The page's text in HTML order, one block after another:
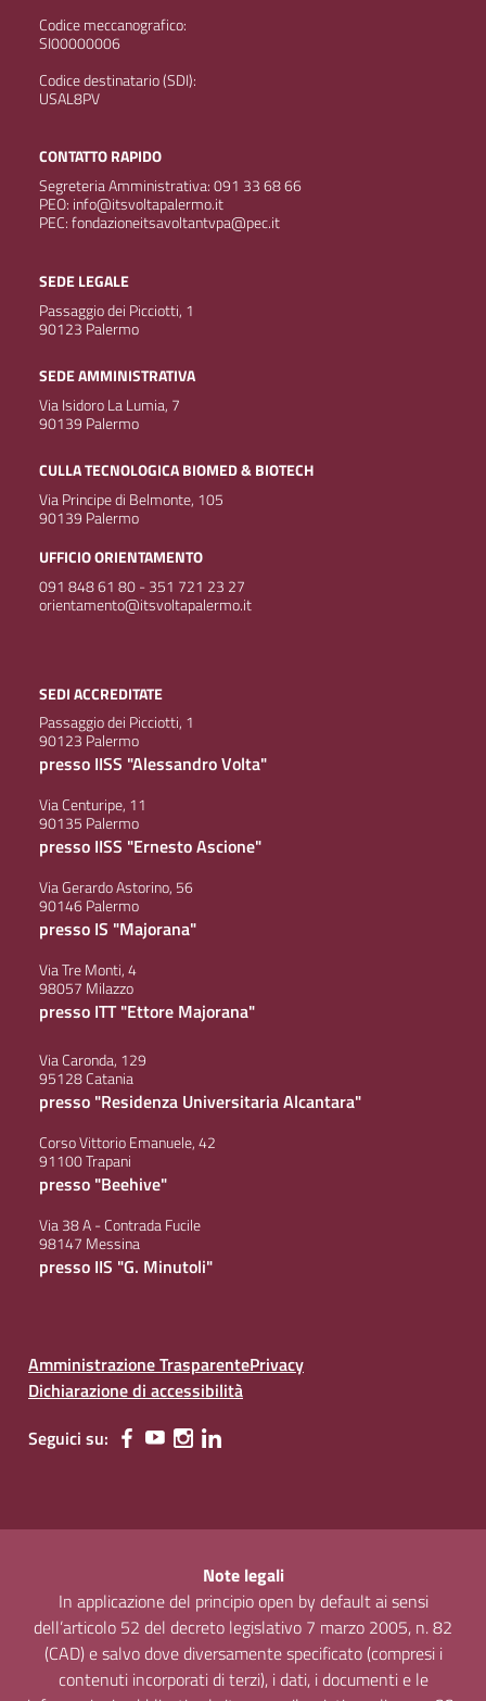
Codice meccanografico:
SI00000006
Codice destinatario (SDI):
USAL8PV
CONTATTO RAPIDO
Segreteria Amministrativa: 091 33 68 66
PEO: info@itsvoltapalermo.it
PEC: fondazioneitsavoltantvpa@pec.it
SEDE LEGALE
Passaggio dei Picciotti, 1
90123 Palermo
SEDE AMMINISTRATIVA
Via Isidoro La Lumia, 7
90139 Palermo
CULLA TECNOLOGICA BIOMED & BIOTECH
Via Principe di Belmonte, 105
90139 Palermo
UFFICIO ORIENTAMENTO
091 848 61 80 - 351 721 23 27
orientamento@itsvoltapalermo.it
SEDI ACCREDITATE
Passaggio dei Picciotti, 1
90123 Palermo
presso IISS "Alessandro Volta"
Via Centuripe, 11
90135 Palermo
presso IISS "Ernesto Ascione"
Via Gerardo Astorino, 56
90146 Palermo
presso IS "Majorana"
Via Tre Monti, 4
98057 Milazzo
presso ITT "Ettore Majorana"
Via Caronda, 129
95128 Catania
presso "Residenza Universitaria Alcantara"
Corso Vittorio Emanuele, 42
91100 Trapani
presso "Beehive"
Via 38 A - Contrada Fucile
98147 Messina
presso IIS "G. Minutoli"
Amministrazione TrasparentePrivacy
Dichiarazione di accessibilità
Seguici su:
Note legali
In applicazione del principio open by default ai sensi
dell’articolo 52 del decreto legislativo 7 marzo 2005, n. 82
(CAD) e salvo dove diversamente specificato (compresi i
contenuti incorporati di terzi), i dati, i documenti e le